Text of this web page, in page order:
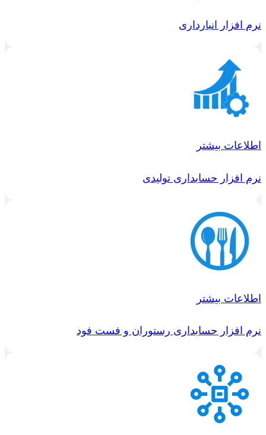
نرم افزار انبارداری
اطلاعات بیشتر
نرم افزار حسابداری تولیدی
اطلاعات بیشتر
نرم افزار حسابداری رستوران و فست فود